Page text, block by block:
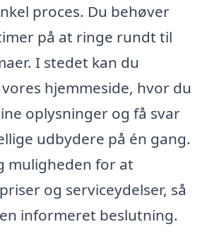
proces. Du behøver
på at ringe rundt til
I stedet kan du
hjemmeside, hvor du
oplysninger og få svar
udbydere på én gang.
muligheden for at
og serviceydelser, så
informeret beslutning.